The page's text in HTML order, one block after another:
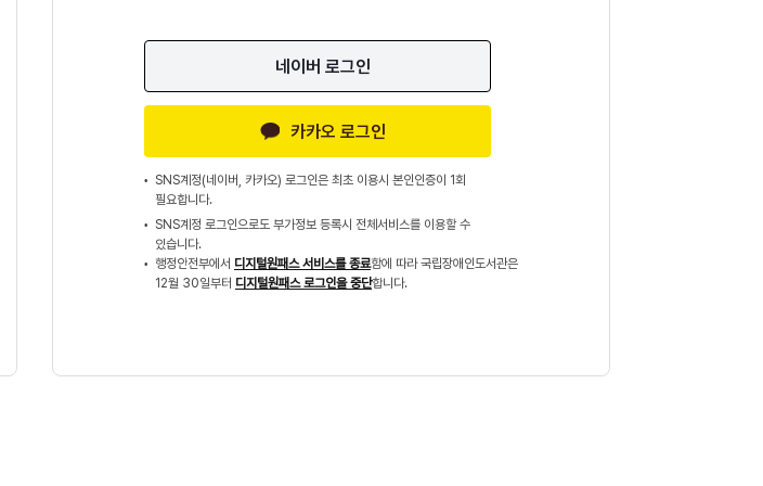
네이버 로그인
카카오 로그인
SNS계정(네이버, 카카오) 로그인은 최초 이용시 본인인증이 1회
필요합니다.
SNS계정 로그인으로도 부가정보 등록시 전체서비스를 이용할 수
있습니다.
행정안전부에서 디지털원패스 서비스를 종료함에 따라 국립장애인도서관은
12월 30일부터 디지털원패스 로그인을 중단합니다.